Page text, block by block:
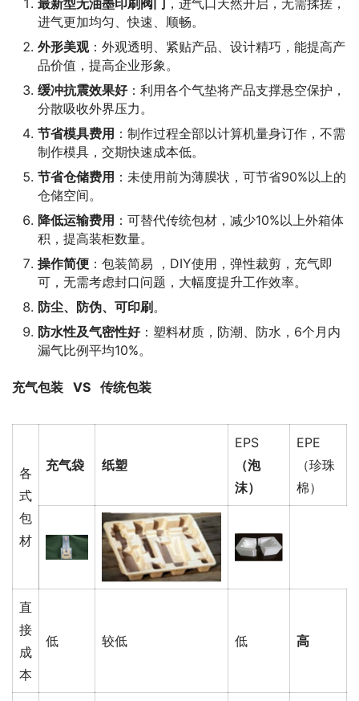
最新型无油墨印刷阀门
，进气口天然开启，无需揉搓，
进气更加均匀、快速、顺畅。
外形美观：外观透明、紧贴产品、设计精巧，能提高产
品价值，提高企业形象。
缓冲抗震效果好：利用各个气垫将产品支撑悬空保护，
分散吸收外界压力。
节省模具费用 ：制作过程全部以计算机量身订作，不需
制作模具，交期快速成本低。
节省仓储费用 ：未使用前为薄膜状，可节省90%以上的
仓储空间。
降低运输费用 ：可替代传统包材，减少10%以上外箱体
积，提高装柜数量。
操作简便 ：包装简易 ，DIY使用，弹性裁剪，充气即
可，无需考虑封口问题，大幅度提升工作效率。
防尘、防伪、可印刷 。
防水性及气密性好：塑料材质，防潮、防水，6个月内
漏气比例平均10%。
充气包装   VS   传统包装
各
式
包
材
充气袋 纸塑
EPS
（泡
沫）
EPE
（珍珠
棉）
直
接
成
本
低 较低 低 高